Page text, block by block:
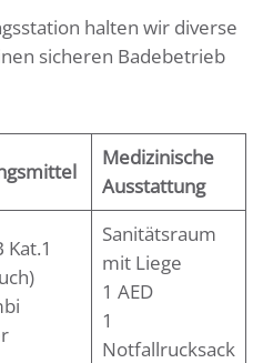
halten wir diverse
sicheren Badebetrieb
Medizinische
Ausstattung
Kat.1
Sanitätsraum
mit Liege
1 AED
1
Notfallrucksack